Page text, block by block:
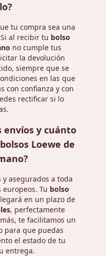
tu compra sea una
al recibir tu bolso
no cumple tus
la devolución
siempre que se
en las que
con confianza y con
rectificar si lo
envíos y cuánto
Loewe de
y asegurados a toda
europeos. Tu bolso
en un plazo de
, perfectamente
te facilitamos un
para que puedas
el estado de tu
entrega.